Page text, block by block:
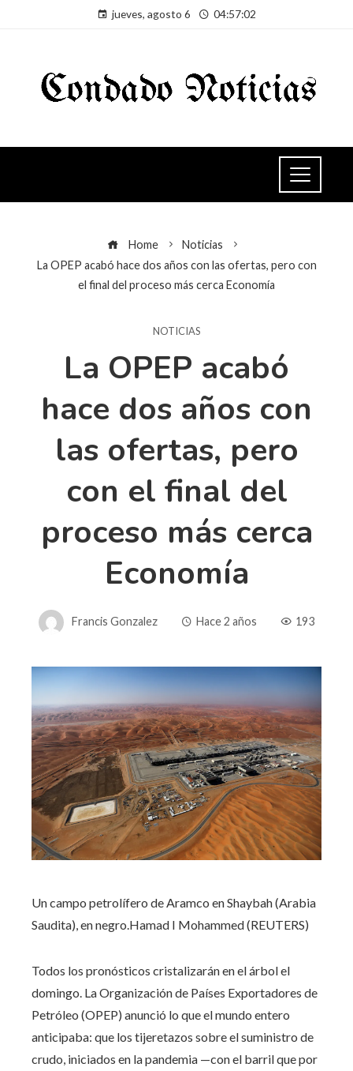
jueves, agosto 6 04:57:02
Home
Noticias
La OPEP acabó hace dos años con las ofertas, pero con
el final del proceso más cerca Economía
NOTICIAS
La OPEP acabó
hace dos años con
las ofertas, pero
con el final del
proceso más cerca
Economía
Francis Gonzalez Hace 2 años 193
Un campo petrolífero de Aramco en Shaybah (Arabia
Saudita), en negro.Hamad I Mohammed (REUTERS)
Todos los pronósticos cristalizarán en el árbol el
domingo. La Organización de Países Exportadores de
Petróleo (OPEP) anunció lo que el mundo entero
anticipaba: que los tijeretazos sobre el suministro de
crudo, iniciados en la pandemia —con el barril que por